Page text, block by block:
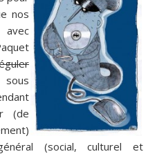
nos
avec
(de
(social, culturel et